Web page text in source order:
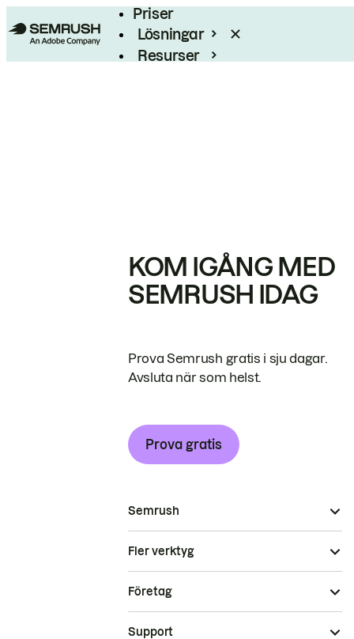
Priser
Lösningar
Resurser
KOM IGÅNG MED
SEMRUSH IDAG
Prova Semrush gratis i sju dagar.
Avsluta när som helst.
Prova gratis
Semrush
Fler verktyg
Företag
Support